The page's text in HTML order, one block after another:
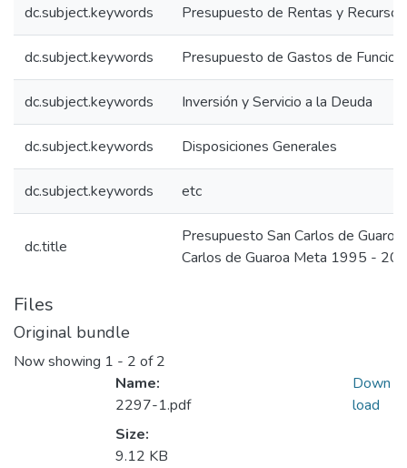
dc.subject.keywords Presupuesto de Rentas y
dc.subject.keywords Presupuesto de Gastos de
dc.subject.keywords Inversión y Servicio a la Deuda
dc.subject.keywords Disposiciones Generales
dc.subject.keywords etc
dc.title
Presupuesto San Carlos de
Carlos de Guaroa Meta 1995 -
Files
Original bundle
Now showing 1 - 2 of 2
Name:
2297-1.pdf
Size:
9.12 KB
Down
load